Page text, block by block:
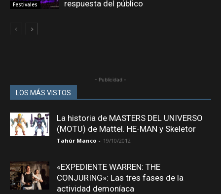
Festivales
respuesta del público
- Publicidad -
LOS MÁS VISTOS
La historia de MASTERS DEL UNIVERSO
(MOTU) de Mattel. HE-MAN y Skeletor
Tahúr Manco - 19/10/2012
«EXPEDIENTE WARREN: THE
CONJURING»: Las tres fases de la
actividad demoníaca